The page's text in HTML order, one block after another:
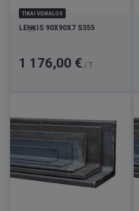
TIKAI VEIKALOS
LEŅĶIS 90X90X7 S355
Cena
1 176,00 € / T